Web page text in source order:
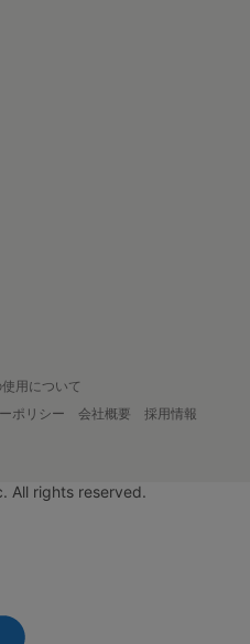
用について
ポリシー 会社概要
採用情報
All rights reserved.